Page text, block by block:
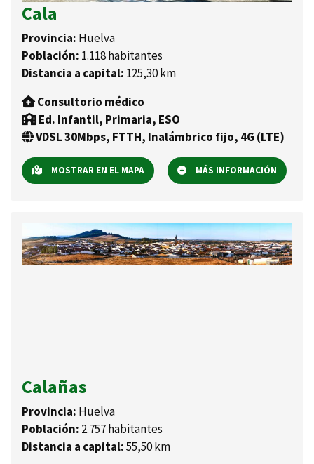
Cala
Provincia: Huelva
Población: 1.118 habitantes
Distancia a capital: 125,30 km
Consultorio médico
Ed. Infantil, Primaria, ESO
VDSL 30Mbps, FTTH, Inalámbrico fijo, 4G (LTE)
MOSTRAR EN EL MAPA MÁS INFORMACIÓN
Calañas
Provincia: Huelva
Población: 2.757 habitantes
Distancia a capital:55,50 km